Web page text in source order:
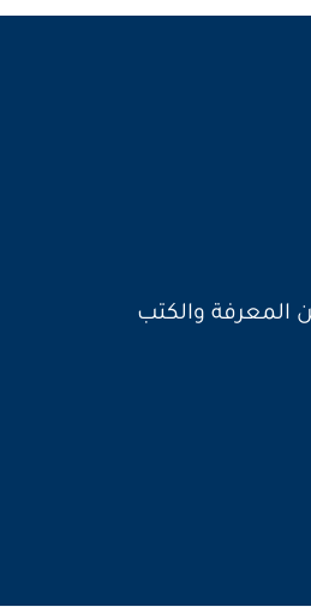
المعرفة والكتب